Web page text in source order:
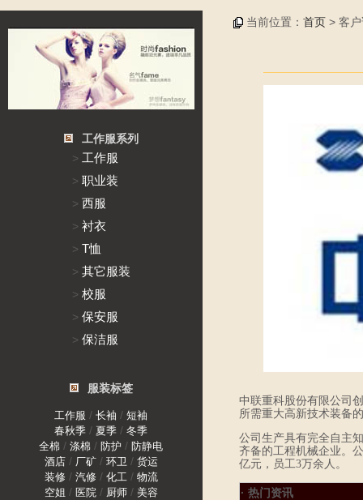
工作服系列
> 工作服
> 职业装
> 西服
> 衬衣
> T恤
> 其它服装
> 校服
> 保安服
> 保洁服
服装标签
工作服 /长袖 /短袖
春秋季 / 夏季 /冬季
全棉 /涤棉 /防护 /防静电
酒店 / 厂矿 / 环卫 / 货运
装修 / 汽修 / 化工 / 物流
空姐 / 医院 / 厨师 / 美容
当前位置： 首页 > 客
中联重科股份有限公司
所需重大高新技术装备
公司生产具有完全自主
齐备的工程机械企业。
亿元，员工3万余人。
· 热门资讯